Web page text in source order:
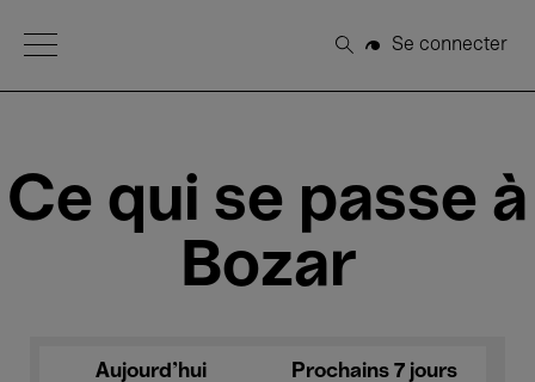
Open Menu
Rechercher
Se connecter
Ce qui se passe à
Bozar
Aujourd'hui Prochains 7 jours